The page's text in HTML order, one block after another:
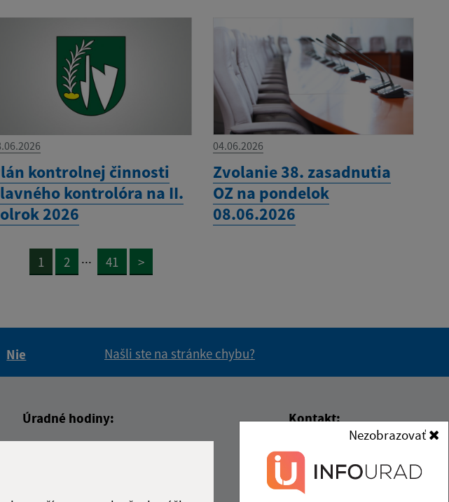
Nezobrazovať
kontrolnej činnosti
kontrolóra na II.
2026
04.06.2026
Zvolanie 38. zasadnutia
OZ na pondelok
08.06.2026
1 2 ... 41 >
Nie
Našli ste na stránke chybu?
Úradné hodiny: Kontakt:
Obecný úrad Gemerská
Hôrka
Gemerská Hôrka 151